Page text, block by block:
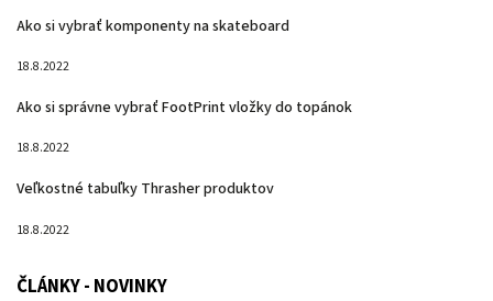
Ako si vybrať komponenty na skateboard
18.8.2022
Ako si správne vybrať FootPrint vložky do topánok
18.8.2022
Veľkostné tabuľky Thrasher produktov
18.8.2022
ČLÁNKY - NOVINKY